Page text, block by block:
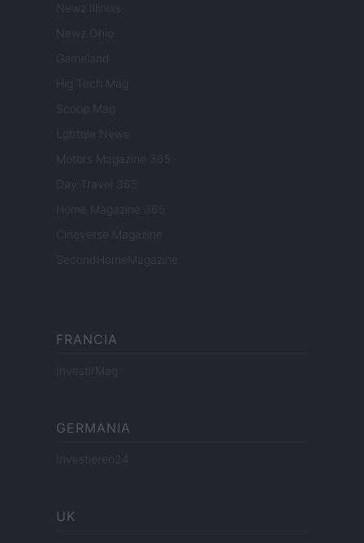
Newz Illinois
Newz Ohio
Gameland
Hig Tech Mag
Scoop Mag
Lgbtqia News
Motors Magazine 365
Day Travel 365
Home Magazine 365
Cineverse Magazine
SecondHomeMagazine
FRANCIA
InvestirMag
GERMANIA
Investieren24
UK